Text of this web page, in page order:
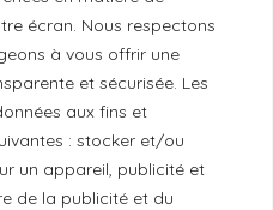
écran. Nous respectons
à vous offrir une
et sécurisée. Les
aux fins et
: stocker et/ou
un appareil, publicité et
de la publicité et du